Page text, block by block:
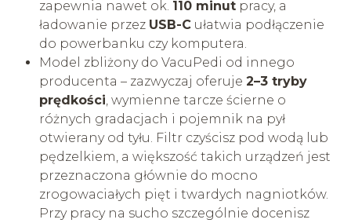
zapewnia nawet ok. 110 minutpracy, a
ładowanie przez USB-Cułatwia podłączenie
do powerbanku czy komputera.
Model zbliżony do VacuPedi od innego
producenta – zazwyczaj oferuje 2–3 tryby
prędkości , wymienne tarcze ścierne o
różnych gradacjach i pojemnik na pył
otwierany od tyłu. Filtr czyścisz pod wodą lub
pędzelkiem, a większość takich urządzeń jest
przeznaczona głównie do mocno
zrogowaciałych pięt i twardych nagniotków.
Przy pracy na sucho szczególnie docenisz